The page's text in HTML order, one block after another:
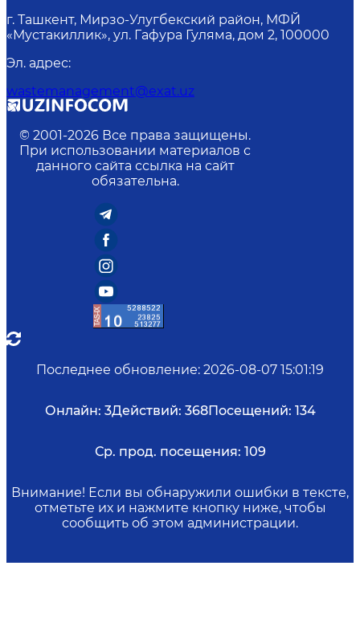
г. Ташкент, Мирзо-Улугбекский район, МФЙ
«Мустакиллик», ул. Гафура Гуляма, дом 2, 100000
Эл. адрес:
wastemanagement@exat.uz
© 2001-2026 Все права защищены.
При использовании материалов с
данного сайта ссылка на сайт
обязательна.
Последнее обновление: 2026-08-07 15:01:19
Онлайн: 3Действий: 368Посещений: 134
Ср. прод. посещения: 109
Внимание! Если вы обнаружили ошибки в тексте,
отметьте их и нажмите кнопку ниже, чтобы
сообщить об этом администрации.